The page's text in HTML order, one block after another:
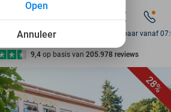
7 dagen per week beschikbaar
10+ miljoen leden
9,4 op basis van 205.978 reviews
Ontdek 15.000+ deals
dagen per week beschikbaar
Bereikbaar vanaf
28%
Annuleer
Open